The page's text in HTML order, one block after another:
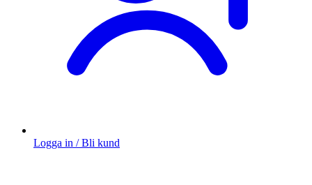
Logga in / Bli kund